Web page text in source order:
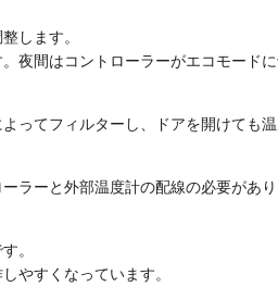
します。
夜間はコントローラーがエコモード
ってフィルターし、ドアを開けても温
ラーと外部温度計の配線の必要があり
。
やすくなっています。